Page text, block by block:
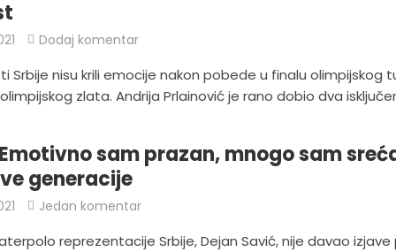
Dodaj komentar
Srbije nisu krili emocije nakon pobede u finalu olimpijskog
zlata. Andrija Prlainović je rano dobio dva
sam prazan, mnogo sam
generacije
Jedan komentar
reprezentacije Srbije, Dejan Savić, nije davao izjave